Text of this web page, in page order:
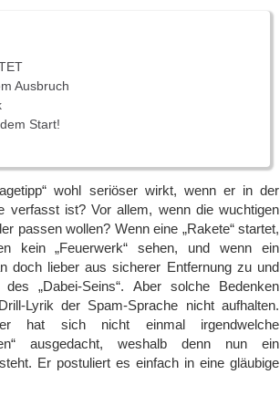
Ausbruch
Start!
wohl seriöser wirkt, wenn er in der
verfasst ist? Vor allem, wenn die wuchtigen
passen wollen? Wenn eine „Rakete“ startet,
kein „Feuerwerk“ sehen, und wenn ein
doch lieber aus sicherer Entfernung zu und
„Dabei-Seins“. Aber solche Bedenken
Lyrik der Spam-Sprache nicht aufhalten.
hat sich nicht einmal irgendwelche
ausgedacht, weshalb denn nun ein
Er postuliert es einfach in eine gläubige